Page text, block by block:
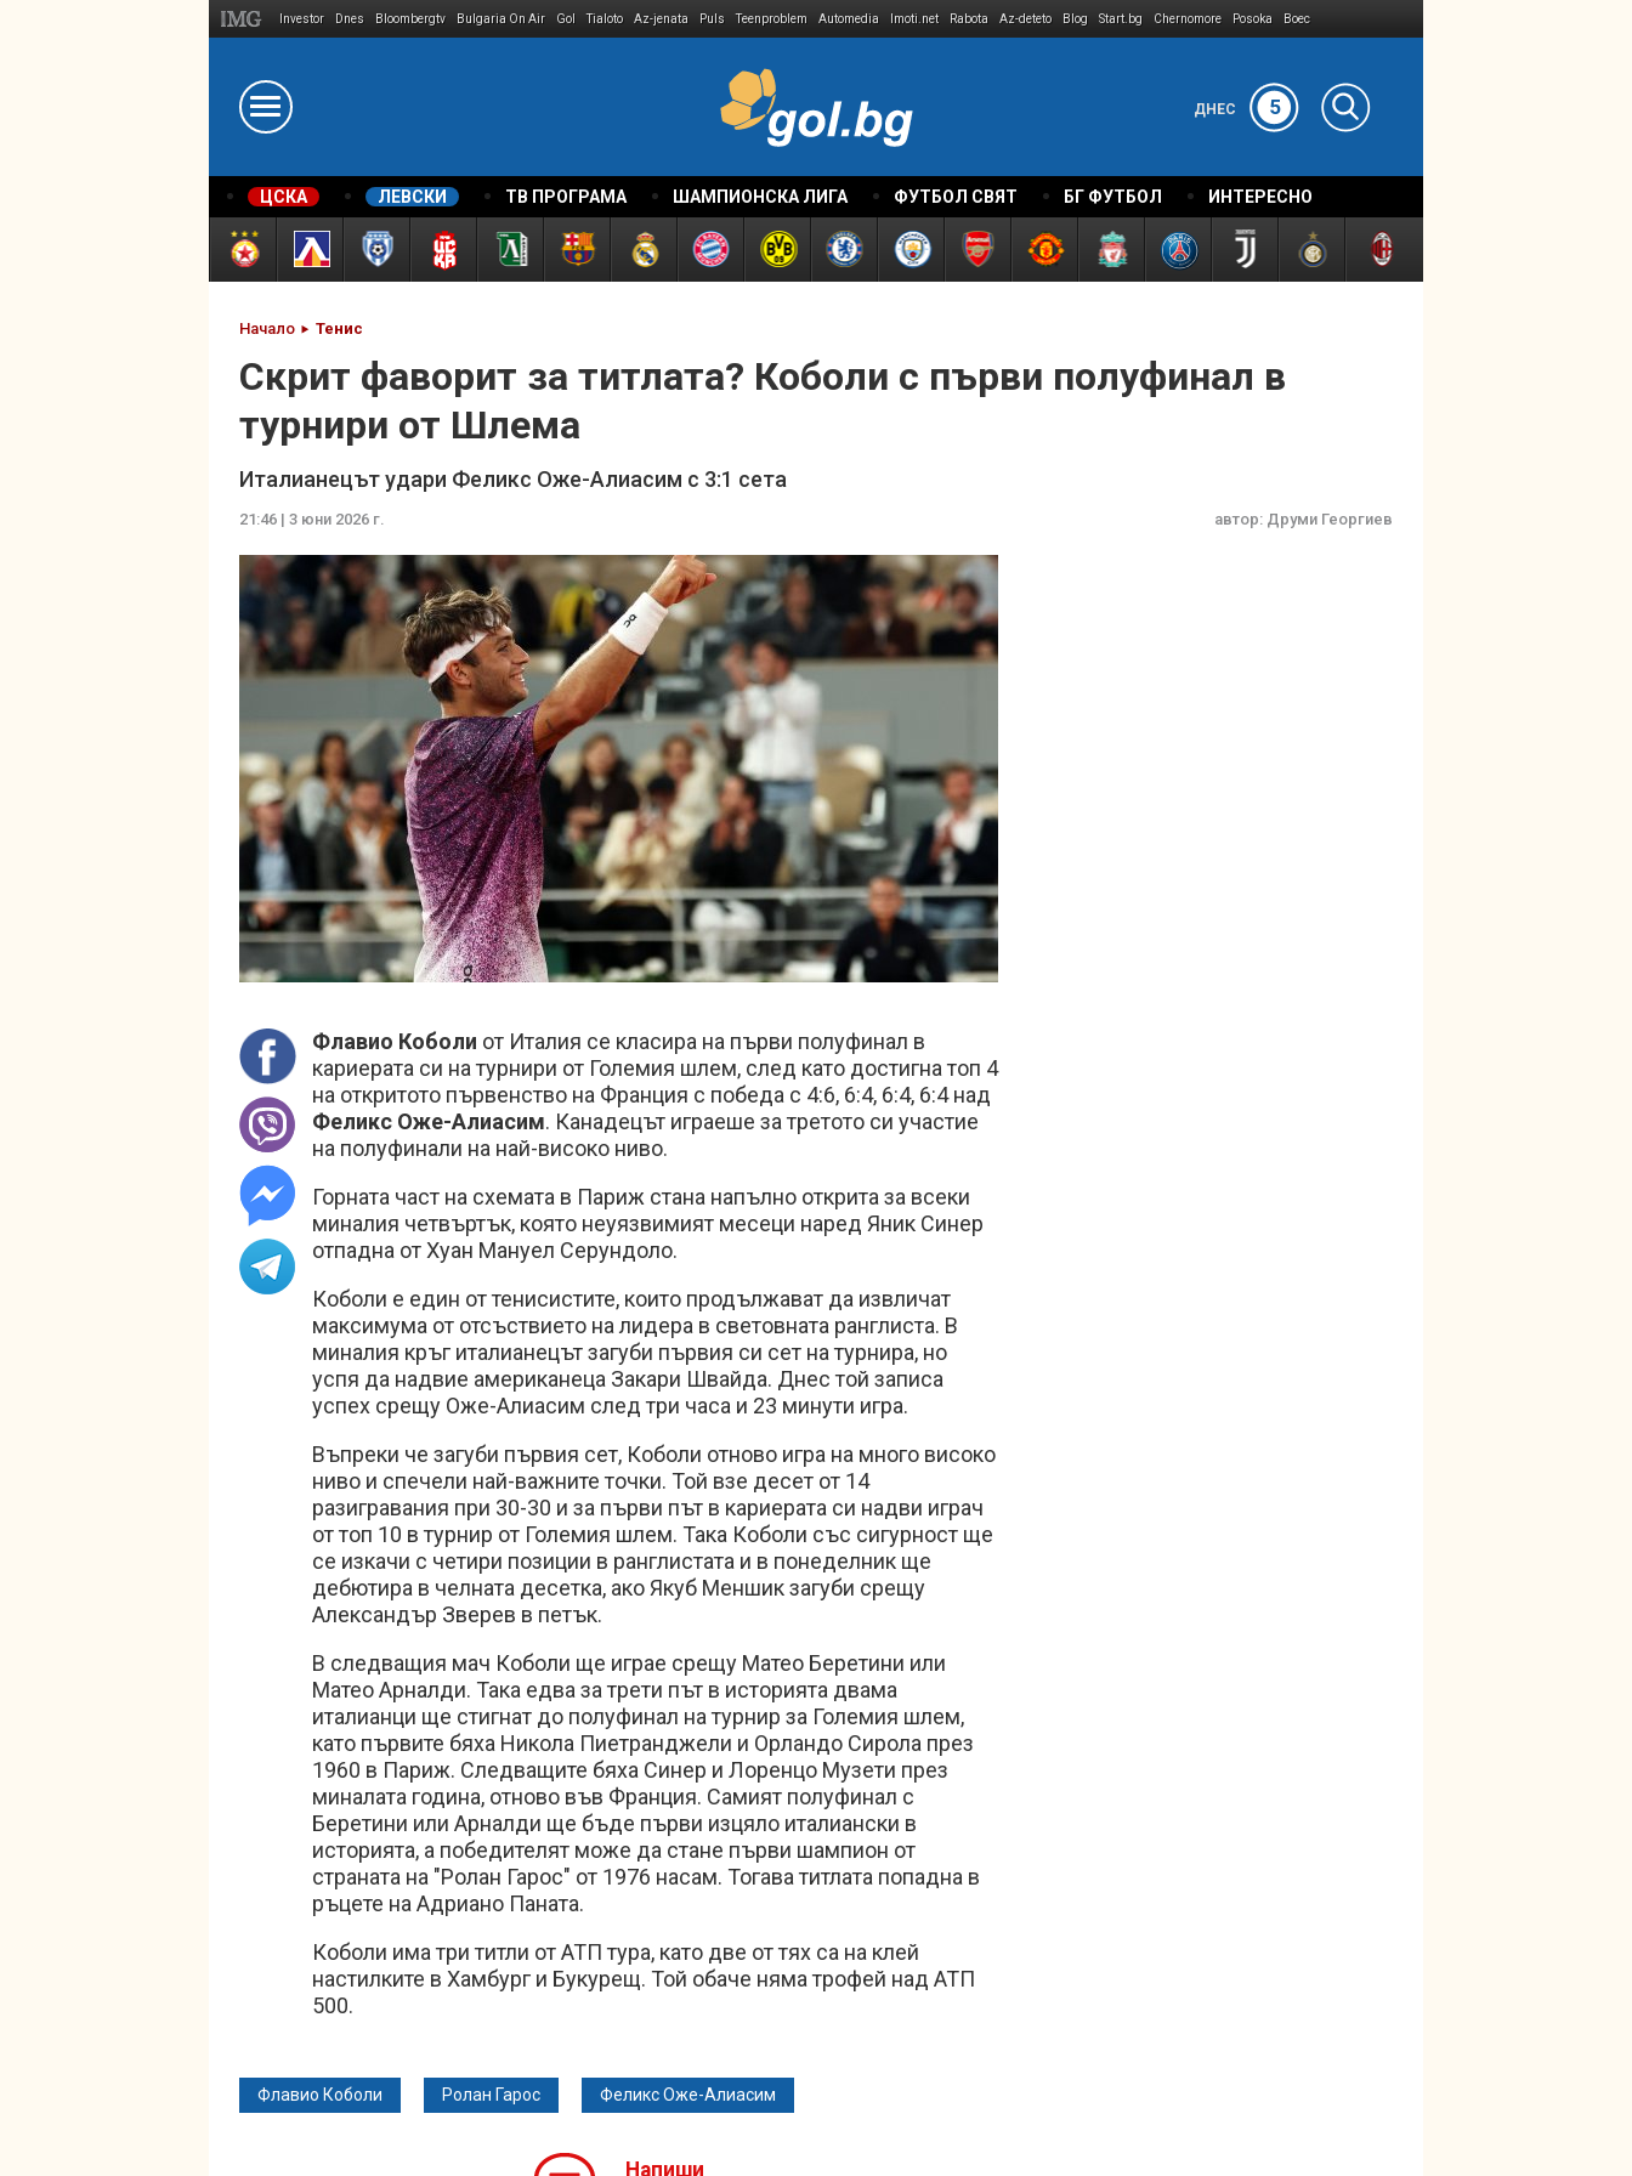
Investor Dnes Bloombergtv Bulgaria On Air Gol Tialoto Az-jenata Puls Teenproblem Automedia Imoti.net Rabota Az-deteto Blog Start.bg Chernomore Posoka Boec
ДНЕС 5
ЦСКА ЛЕВСКИ ТВ ПРОГРАМА ШАМПИОНСКА ЛИГА ФУТБОЛ СВЯТ БГ ФУТБОЛ ИНТЕРЕСНО
Начало Тенис
Скрит фаворит за титлата? Коболи с първи полуфинал в
турнири от Шлема
Италианецът удари Феликс Оже-Алиасим с 3:1 сета
21:46 | 3 юни 2026 г. автор: Друми Георгиев
Флавио Коболи от Италия се класира на първи полуфинал в
кариерата си на турнири от Големия шлем, след като достигна топ 4
на откритото първенство на Франция с победа с 4:6, 6:4, 6:4, 6:4 над
Феликс Оже-Алиасим. Канадецът играеше за третото си участие
на полуфинали на най-високо ниво.
Горната част на схемата в Париж стана напълно открита за всеки
миналия четвъртък, която неуязвимият месеци наред Яник Синер
отпадна от Хуан Мануел Серундоло.
Коболи е един от тенисистите, които продължават да извличат
максимума от отсъствието на лидера в световната ранглиста. В
миналия кръг италианецът загуби първия си сет на турнира, но
успя да надвие американеца Закари Швайда. Днес той записа
успех срещу Оже-Алиасим след три часа и 23 минути игра.
Въпреки че загуби първия сет, Коболи отново игра на много високо
ниво и спечели най-важните точки. Той взе десет от 14
разигравания при 30-30 и за първи път в кариерата си надви играч
от топ 10 в турнир от Големия шлем. Така Коболи със сигурност ще
се изкачи с четири позиции в ранглистата и в понеделник ще
дебютира в челната десетка, ако Якуб Меншик загуби срещу
Александър Зверев в петък.
В следващия мач Коболи ще играе срещу Матео Беретини или
Матео Арналди. Така едва за трети път в историята двама
италианци ще стигнат до полуфинал на турнир за Големия шлем,
като първите бяха Никола Пиетранджели и Орландо Сирола през
1960 в Париж. Следващите бяха Синер и Лоренцо Музети през
миналата година, отново във Франция. Самият полуфинал с
Беретини или Арналди ще бъде първи изцяло италиански в
историята, а победителят може да стане първи шампион от
страната на "Ролан Гарос" от 1976 насам. Тогава титлата попадна в
ръцете на Адриано Паната.
Коболи има три титли от АТП тура, като две от тях са на клей
настилките в Хамбург и Букурещ. Той обаче няма трофей над АТП
500.
Флавио Коболи Ролан Гарос Феликс Оже-Алиасим
Напиши